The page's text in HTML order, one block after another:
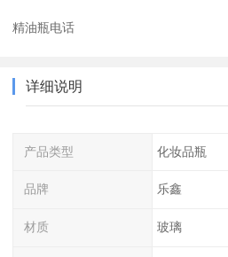
精油瓶电话
详细说明
产品类型 化妆品瓶
品牌 乐鑫
材质 玻璃